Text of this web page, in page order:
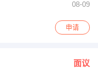
08-09
申请
面议